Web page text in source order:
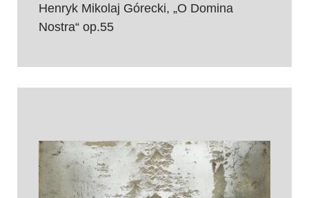
Henryk Mikolaj Górecki, „O Domina
Nostra“ op.55